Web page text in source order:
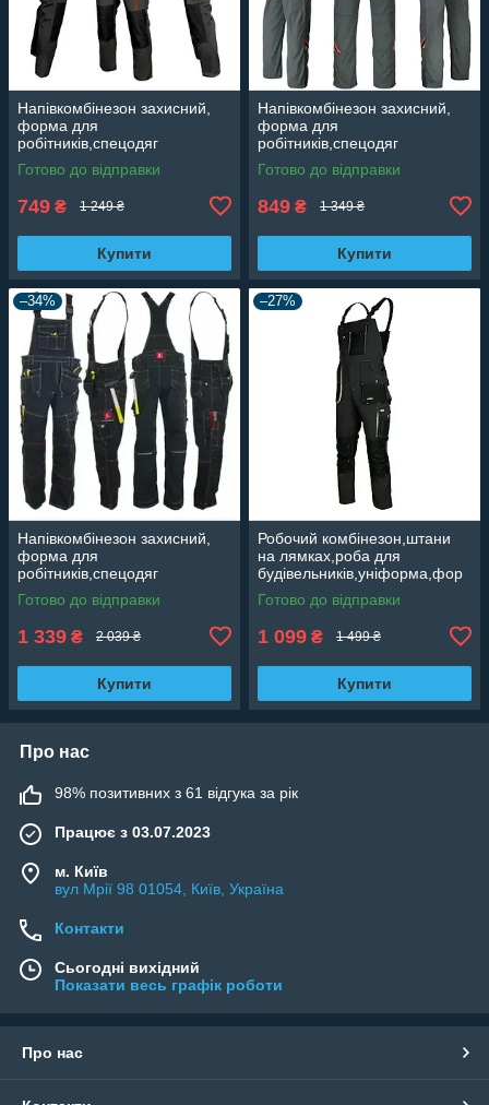
Напівкомбінезон захисний,
форма для
робітників,спецодяг
чоловічий, робоча роба,
спецівка Польша CLASSIC
Готово до відправки
749 ₴ 1 249 ₴
Купити
Напівкомбінезон захисний,
форма для
робітників,спецодяг
чоловічий, робоча роба,
спецівка Польша Proffesional
Готово до відправки
849 ₴ 1 349 ₴
Купити
–34%
Напівкомбінезон захисний,
форма для
робітників,спецодяг
чоловічий, робоча роба,
спецівка ПольшаURGENT
Готово до відправки
1 339 ₴ 2 039 ₴
Купити
–27%
Робочий комбінезон,штани
на лямках,роба для
будівельників,уніформа,фор
ма ArtMaster Польща
CLASSIC GREY
Готово до відправки
1 099 ₴ 1 499 ₴
Купити
Про нас
98% позитивних з 61 відгука за рік
Працює з 03.07.2023
м. Київ
вул Мрії 98 01054, Київ, Україна
Контакти
Сьогодні вихідний
Показати весь графік роботи
Про нас